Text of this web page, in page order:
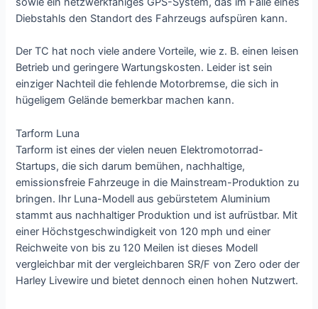
Diebstahls den Standort des Fahrzeugs aufspüren kann.
Der TC hat noch viele andere Vorteile, wie z. B. einen leisen
Betrieb und geringere Wartungskosten. Leider ist sein
einziger Nachteil die fehlende Motorbremse, die sich in
hügeligem Gelände bemerkbar machen kann.
Tarform Luna
Tarform ist eines der vielen neuen Elektromotorrad-
Startups, die sich darum bemühen, nachhaltige,
emissionsfreie Fahrzeuge in die Mainstream-Produktion zu
bringen. Ihr Luna-Modell aus gebürstetem Aluminium
stammt aus nachhaltiger Produktion und ist aufrüstbar. Mit
einer Höchstgeschwindigkeit von 120 mph und einer
Reichweite von bis zu 120 Meilen ist dieses Modell
vergleichbar mit der vergleichbaren SR/F von Zero oder der
Harley Livewire und bietet dennoch einen hohen Nutzwert.